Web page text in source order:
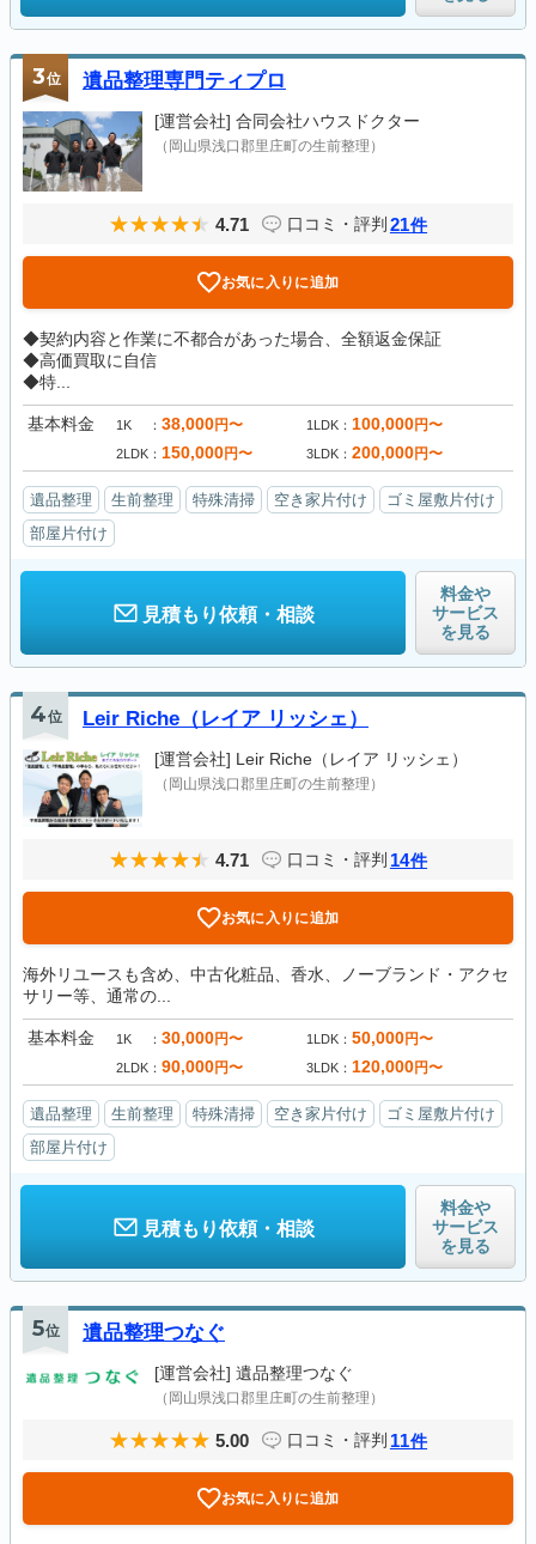
3位 遺品整理専門ティプロ
[運営会社] 合同会社ハウスドクター
（岡山県浅口郡里庄町の生前整理）
4.71 口コミ・評判 21件
お気に入りに追加
◆契約内容と作業に不都合があった場合、全額返金保証
◆高価買取に自信
◆特...
基本料金 1K 38,000円〜 1LDK 100,000円〜
2LDK 150,000円〜 3LDK 200,000円〜
遺品整理 生前整理 特殊清掃 空き家片付け
ゴミ屋敷片付け
部屋片付け
見積もり依頼・相談
料金や
サービス
を見る
4位 Leir Riche（レイア リッシェ）
[運営会社] Leir Riche（レイア リッシェ）
（岡山県浅口郡里庄町の生前整理）
4.71 口コミ・評判 14件
お気に入りに追加
海外リユースも含め、中古化粧品、香水、ノーブランド・アクセ
サリー等、通常の...
基本料金 1K 30,000円〜 1LDK 50,000円〜
2LDK 90,000円〜 3LDK 120,000円〜
遺品整理 生前整理 特殊清掃 空き家片付け
ゴミ屋敷片付け
部屋片付け
見積もり依頼・相談
料金や
サービス
を見る
5位 遺品整理つなぐ
[運営会社] 遺品整理つなぐ
（岡山県浅口郡里庄町の生前整理）
5.00 口コミ・評判 11件
お気に入りに追加